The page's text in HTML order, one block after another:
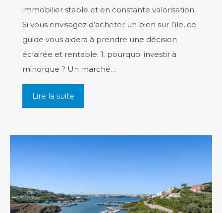
immobilier stable et en constante valorisation.
Si vous envisagez d’acheter un bien sur l’île, ce
guide vous aidera à prendre une décision
éclairée et rentable. 1. pourquoi investir à
minorque ? Un marché…
Lire la suite